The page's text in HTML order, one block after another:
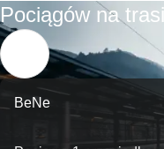
Pociągów na
BeNe